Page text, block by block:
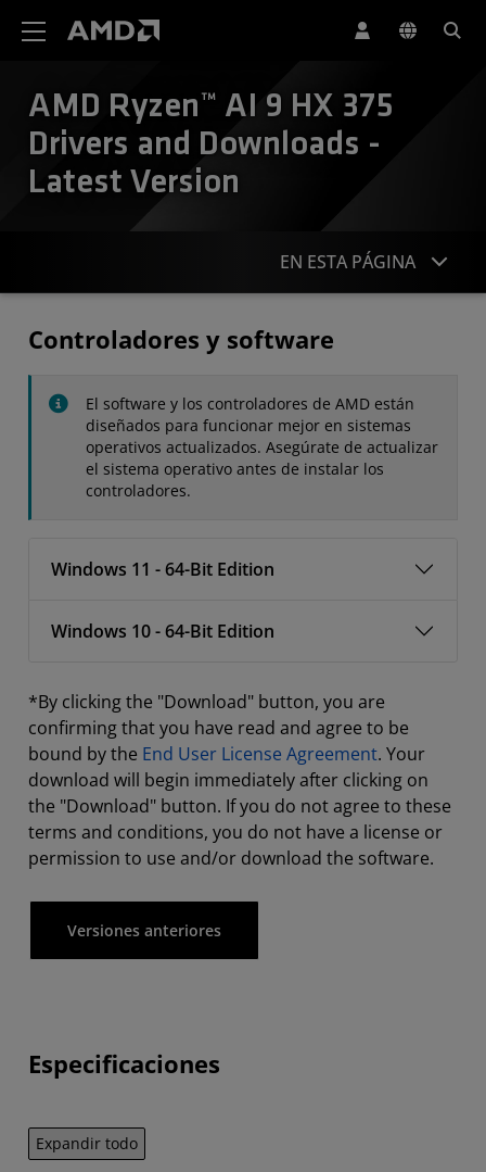
AMD Ryzen™ AI 9 HX 375
Drivers and Downloads -
Latest Version
EN ESTA PÁGINA
Contacto
Controladores y software
El software y los controladores de AMD están
diseñados para funcionar mejor en sistemas
operativos actualizados. Asegúrate de actualizar
el sistema operativo antes de instalar los
controladores.
Windows 11 - 64-Bit Edition
Windows 10 - 64-Bit Edition
*By clicking the "Download" button, you are
confirming that you have read and agree to be
bound by the End User License Agreement. Your
download will begin immediately after clicking on
the "Download" button. If you do not agree to these
terms and conditions, you do not have a license or
permission to use and/or download the software.
Versiones anteriores
Especificaciones
Expandir todo